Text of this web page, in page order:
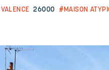
VALENCE 26000 #MAISON